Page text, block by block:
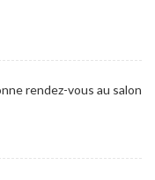
rendez-vous au salon